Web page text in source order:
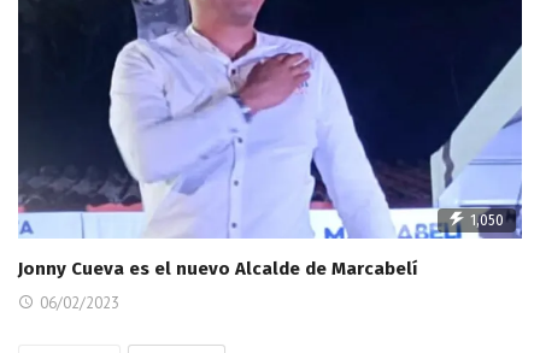
1,050
Jonny Cueva es el nuevo Alcalde de Marcabelí
06/02/2023